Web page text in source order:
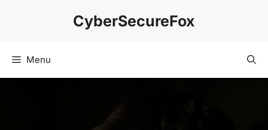
CyberSecureFox
Menu